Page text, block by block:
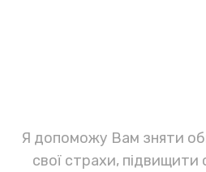
Я допоможу Вам зняти
свої страхи, підвищити